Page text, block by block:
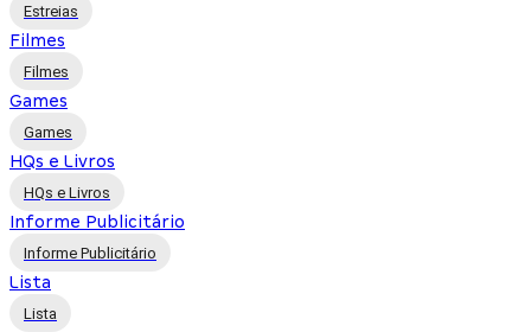
Estreias
Filmes
Filmes
Games
Games
HQs e Livros
HQs e Livros
Informe Publicitário
Informe Publicitário
Lista
Lista